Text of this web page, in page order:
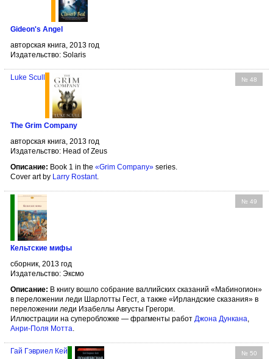
Gideon's Angel
авторская книга, 2013 год
Издательство: Solaris
№ 48
Luke Scull
The Grim Company
авторская книга, 2013 год
Издательство: Head of Zeus
Описание: Book 1 in the «Grim Company» series.
Cover art by Larry Rostant.
№ 49
Кельтские мифы
сборник, 2013 год
Издательство: Эксмо
Описание: В книгу вошло собрание валлийских сказаний «Мабиногион»
в переложении леди Шарлотты Гест, а также «Ирландские сказания» в
переложении леди Изабеллы Августы Грегори.
Иллюстрации на суперобложке — фрагменты работ Джона Дункана,
Анри-Поля Мотта.
№ 50
Гай Гэвриел Кей